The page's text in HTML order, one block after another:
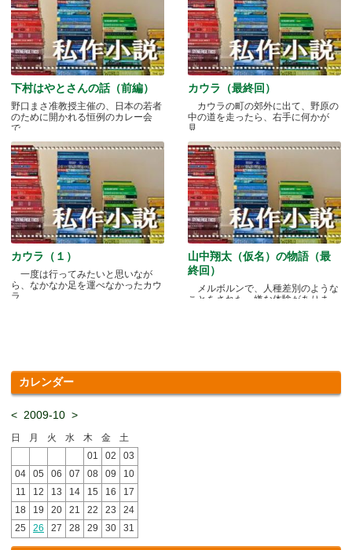
下村はやとさんの話（前編）
野口まさ准教授主催の、日本の若者
のために開かれる恒例のカレー会
で.....
カウラ（最終回）
カウラの町の郊外に出て、野原の
中の道を走ったら、右手に何かが
見.....
カウラ（１）
一度は行ってみたいと思いなが
ら、なかなか足を運べなかったカウ
ラ.....
山中翔太（仮名）の物語（最
終回）
メルボルンで、人種差別のような
ことをされた、嫌な体験がありま
カレンダー
< 2009-10 >
日 月 火 水 木 金
土
01
02
03
04
05 06 07 08 09
10
11
12 13 14 15 16
17
18
19 20 21 22 23
24
25
26 27 28 29 30 31